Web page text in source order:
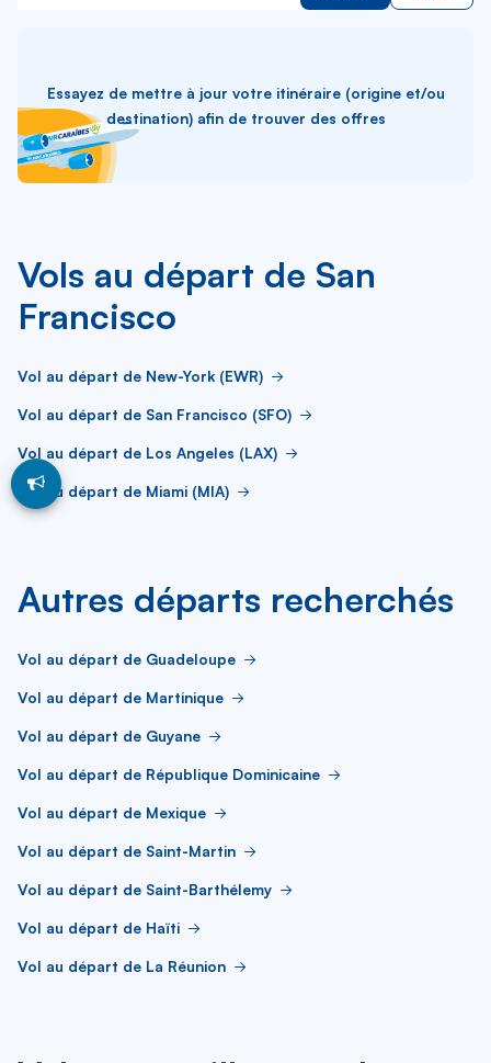
Essayez de mettre à jour votre itinéraire (origine et/ou
destination) afin de trouver des offres
Vols au départ de San
Francisco
Vol au départ de New-York (EWR)
Vol au départ de San Francisco (SFO)
Vol au départ de Los Angeles (LAX)
Vol au départ de Miami (MIA)
Autres départs recherchés
Vol au départ de Guadeloupe
Vol au départ de Martinique
Vol au départ de Guyane
Vol au départ de République Dominicaine
Vol au départ de Mexique
Vol au départ de Saint-Martin
Vol au départ de Saint-Barthélemy
Vol au départ de Haïti
Vol au départ de La Réunion